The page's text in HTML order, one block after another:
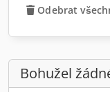
Odebrat
Bohužel